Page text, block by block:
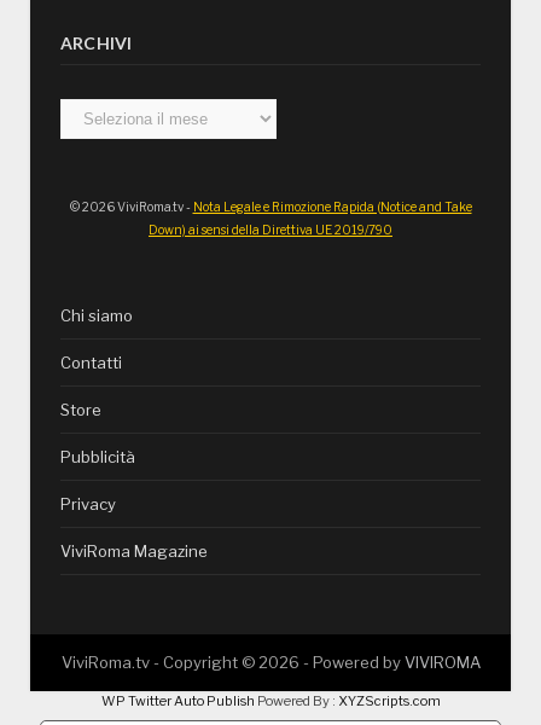
ARCHIVI
Archivi
© 2026 ViviRoma.tv - Nota Legale e Rimozione Rapida (Notice and Take
Down) ai sensi della Direttiva UE 2019/790
Chi siamo
Contatti
Store
Pubblicità
Privacy
ViviRoma Magazine
ViviRoma.tv - Copyright © 2026 - Powered byVIVIROMA
WP Twitter Auto Publish Powered By : XYZScripts.com